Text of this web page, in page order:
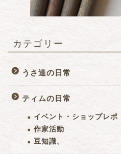
カテゴリー
うさ達の日常
ティムの日常
イベント・ショップレポ
作家活動
豆知識。